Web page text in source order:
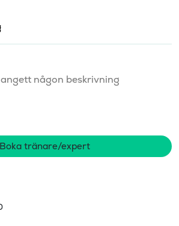
någon beskrivning
Boka tränare/expert